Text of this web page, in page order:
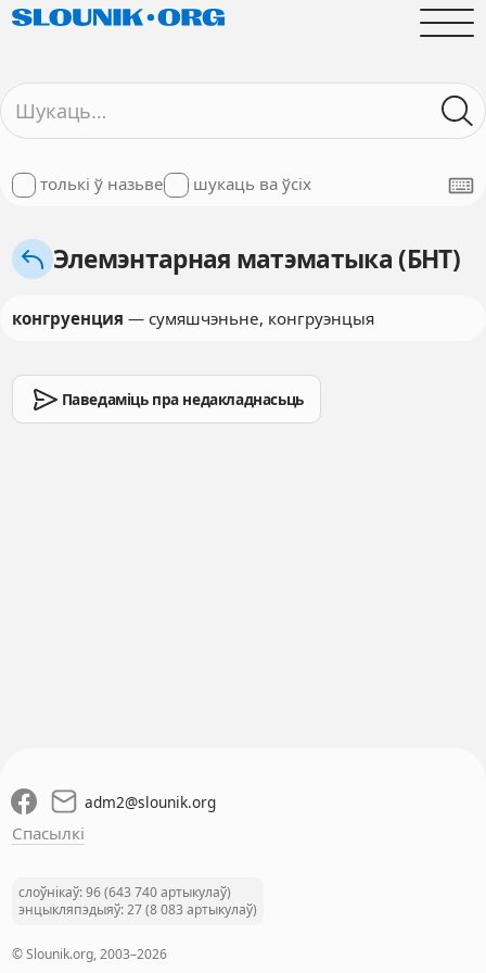
толькі ў назьве шукаць ва ўсіх
Элемэнтарная матэматыка (БНТ)
конгруенция — сумяшчэньне, конгруэнцыя
Паведаміць пра недакладнасьць
adm2@slounik.org
Спасылкі
слоўнікаў: 96 (643 740 артыкулаў)
энцыкляпэдыяў: 27 (8 083 артыкулаў)
© Slounik.org, 2003–2026